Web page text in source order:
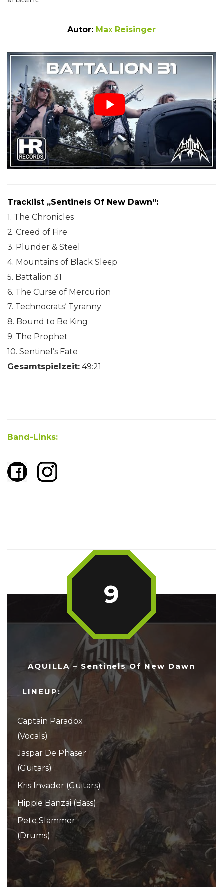
Autor: Max Reisinger
Tracklist „Sentinels Of New Dawn“:
1. The Chronicles
2. Creed of Fire
3. Plunder & Steel
4. Mountains of Black Sleep
5. Battalion 31
6. The Curse of Mercurion
7. Technocrats‘ Tyranny
8. Bound to Be King
9. The Prophet
10. Sentinel’s Fate
Gesamtspielzeit: 49:21
Band-Links:
AQUILLA – Sentinels Of New Dawn
LINEUP:
Captain Paradox
(Vocals)
Jaspar De Phaser
(Guitars)
Kris Invader (Guitars)
Hippie Banzai (Bass)
Pete Slammer
(Drums)
9
...